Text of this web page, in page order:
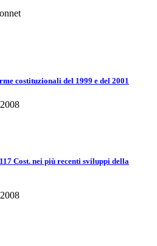
costituzionali del 1999 e del 2001
Cost. nei più recenti sviluppi della